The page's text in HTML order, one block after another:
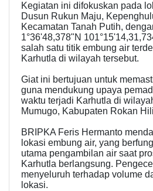
Kegiatan ini difokuskan pada
Dusun Rukun Maju,
Kecamatan Tanah Putih,
1°36'48,378"N
salah satu titik embung air
Karhutla di wilayah tersebut.
Giat ini bertujuan untuk
guna mendukung upaya
waktu terjadi Karhutla di
Mumugo, Kabupaten Rokan
BRIPKA Feris Hermanto
lokasi embung air, yang
utama pengambilan air saat
Karhutla berlangsung.
menyeluruh terhadap volume
lokasi.